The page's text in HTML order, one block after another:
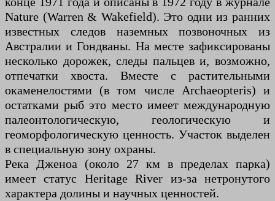
Nature (Warren & Wakefield). Это одни из ранних
известных следов наземных позвоночных из
Австралии и Гондваны. На месте зафиксированы
несколько дорожек, следы пальцев и, возможно,
отпечатки хвоста. Вместе с растительными
окаменелостями (в том числе Archaeopteris) и
остатками рыб это место имеет международную
палеонтологическую, геологическую и
геоморфологическую ценность. Участок выделен
в специальную зону охраны.
Река Дженоа (около 27 км в пределах парка)
имеет статус Heritage River из-за нетронутого
характера долины и научных ценностей.